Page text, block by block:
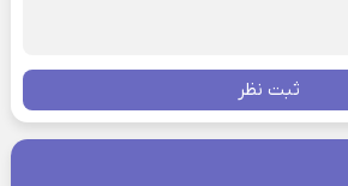
ثبت نظر